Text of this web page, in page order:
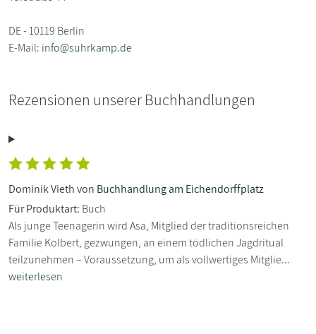
DE - 10119 Berlin
E-Mail: info@suhrkamp.de
Rezensionen unserer Buchhandlungen
Dominik Vieth von Buchhandlung am Eichendorffplatz
Für Produktart: Buch
Als junge Teenagerin wird Asa, Mitglied der traditionsreichen
Familie Kolbert, gezwungen, an einem tödlichen Jagdritual
teilzunehmen – Voraussetzung, um als vollwertiges Mitglie...
weiterlesen